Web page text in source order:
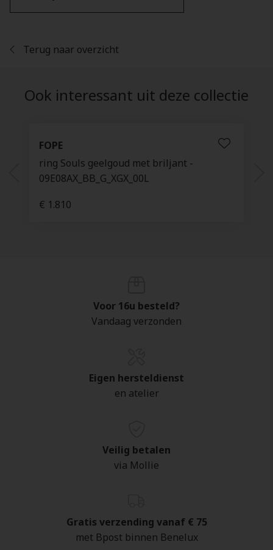
Terug naar overzicht
Ook interessant uit deze collectie
FOPE
ring Souls geelgoud met briljant -
09E08AX_BB_G_XGX_00L
€ 1.810
Voor 16u besteld?
Vandaag verzonden
Eigen hersteldienst
en atelier
Veilig betalen
via Mollie
Gratis verzending vanaf € 75
met Bpost binnen Benelux